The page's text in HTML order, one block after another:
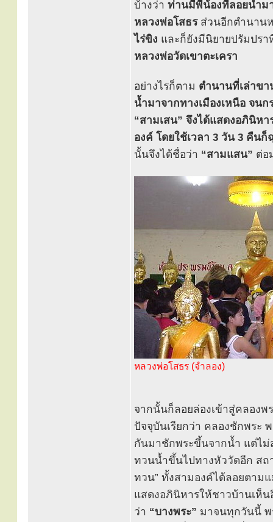
บ้างว่า ท่านมีพี่น้องที่ลอยน้ำม
หลวงพ่อโสธรส่วนอีกตำนาน
ไร่ขิง และก็ยังมีนิยายปรัมปร
หลวงพ่อวัดเขาตะเครา
อย่างไรก็ตาม ตำนานที่เล่าข
น้ำมาจากทางเมืองเหนือ จนก
“สามเสน” จึงได้แสดงอภินิห
องค์ โดยใช้เวลา 3 วัน 3 คืน
นั้นจึงได้ชื่อว่า “สามแสน” ต่อ
หลวงพ่อโสธร (จำลอง)
จากนั้นก็ลอยล่องเข้าสู่คลองพ
ปัจจุบันเรียกว่า คลองชักพระ
กันมาชักพระขึ้นจากน้ำ แต่ไม่
ทวนน้ำขึ้นไปทางหัววัดอีก สถ
ทวน” ทั้งสามองค์ได้ลอยตาม
แสดงอภินิหารให้ชาวบ้านเห็
ว่า “บางพระ” มาจนทุกวันนี้ พ